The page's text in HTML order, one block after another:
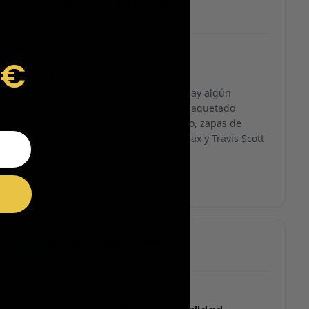
ESPECTACULARES
Total control del pedido, te avisan si hay algún
problema con el modelo elegido, empaquetado
perfecto con caja original y embolsado, zapas de
altísima calidad y acabados top. Air Max y Travis Scott
espectaculares. Recomendable 100%.